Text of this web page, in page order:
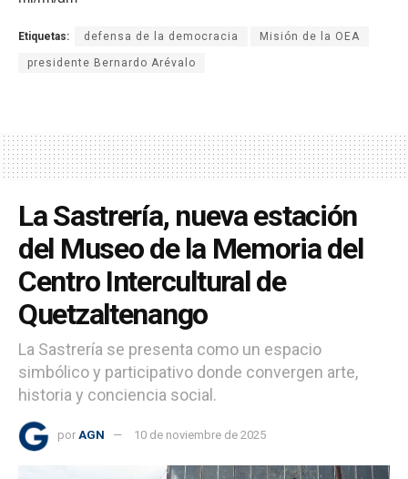
Etiquetas: defensa de la democracia Misión de la OEA
presidente Bernardo Arévalo
La Sastrería, nueva estación
del Museo de la Memoria del
Centro Intercultural de
Quetzaltenango
La Sastrería se presenta como un espacio
simbólico y participativo donde convergen arte,
historia y conciencia social.
por AGN 10 de noviembre de 2025